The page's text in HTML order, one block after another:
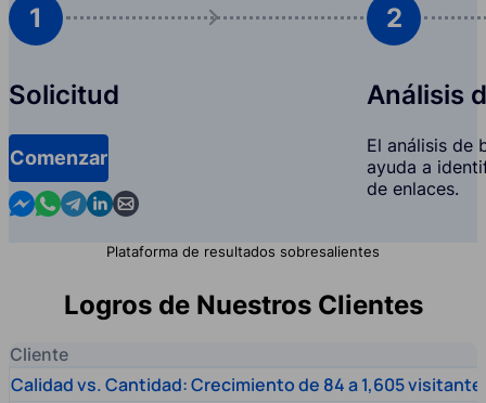
1
Solicitud
Comenzar
Contact us in Messenger
Contact us in WhatsApp
Contact us in Telegram
Contact us in Linkedin
Contact us by email
2
Análisis
El análisis de
ayuda a
de enlaces.
Plataforma de resultados sobresalientes
Logros de Nuestros Clientes
Cliente
Calidad vs. Cantidad: Crecimiento de 84 a 1,605